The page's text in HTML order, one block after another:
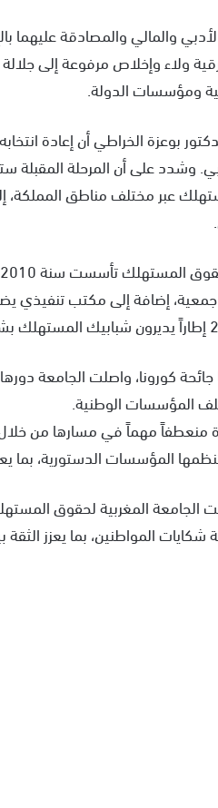
والمالي والمصادقة عليهما
ولاء وإخلاص مرفوعة إلى
ومؤسسات الدولة.
بوعزة الخراطي أن إعادة
على أن المرحلة المقبلة
عبر مختلف مناطق المملكة،
كورونا، واصلت الجامعة
المؤسسات الوطنية.
منعطفاً مهماً في مسارها من
المؤسسات الدستورية، بما
الجامعة المغربية لحقوق
شكايات المواطنين، بما يعزز